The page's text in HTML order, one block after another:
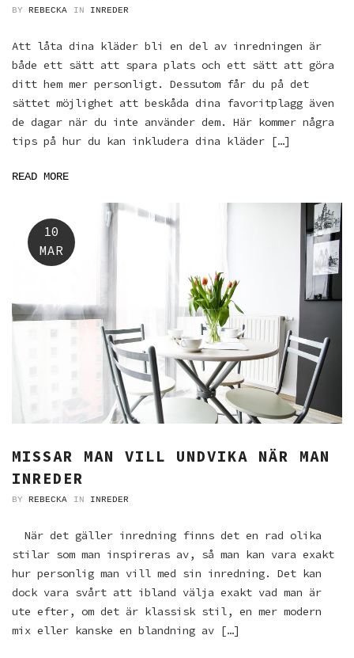
BY REBECKA IN INREDER
Att låta dina kläder bli en del av inredningen är
både ett sätt att spara plats och ett sätt att göra
ditt hem mer personligt. Dessutom får du på det
sättet möjlighet att beskåda dina favoritplagg även
de dagar när du inte använder dem. Här kommer några
tips på hur du kan inkludera dina kläder […]
READ MORE
10
MAR
MISSAR MAN VILL UNDVIKA NÄR MAN
INREDER
BY REBECKA IN INREDER
När det gäller inredning finns det en rad olika
stilar som man inspireras av, så man kan vara exakt
hur personlig man vill med sin inredning. Det kan
dock vara svårt att ibland välja exakt vad man är
ute efter, om det är klassisk stil, en mer modern
mix eller kanske en blandning av […]